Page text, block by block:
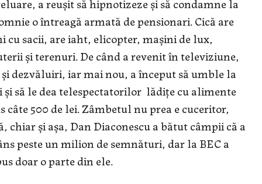
o întreagă armată de pensionari. Cică are
cu sacii, are iaht, elicopter, mașini de lux,
și terenuri. De când a revenit în televiziune,
dezvăluiri, iar mai nou, a început să umble la
și să le dea telespectatorilor lădițe cu alimente
câte 500 de lei. Zâmbetul nu prea e cuceritor,
chiar și așa, Dan Diaconescu a bătut câmpii că a
peste un milion de semnături, dar la BEC a
doar o parte din ele.